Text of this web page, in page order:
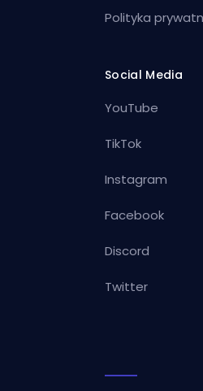
Polityka
Social Media
YouTube
TikTok
Instagram
Facebook
Discord
Twitter